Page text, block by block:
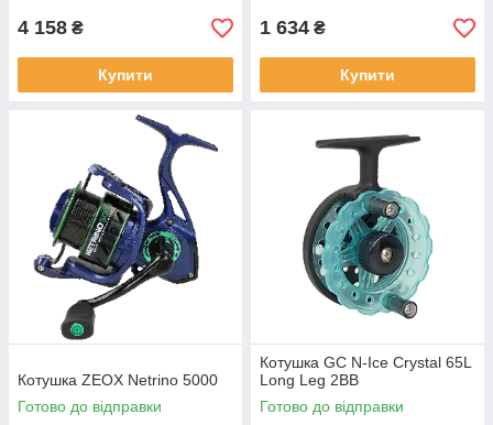
4 158 ₴
Купити
1 634 ₴
Купити
Котушка ZEOX Netrino 5000
Готово до відправки
Котушка GC N-Ice Crystal 65L
Long Leg 2BB
Готово до відправки